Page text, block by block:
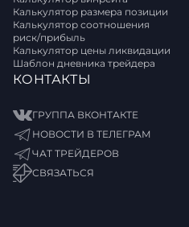
Калькулятор размера позиции
Калькулятор соотношения
риск/прибыль
Калькулятор цены ликвидации
Шаблон дневника трейдера
КОНТАКТЫ
ГРУППА ВКОНТАКТЕ
НОВОСТИ В ТЕЛЕГРАМ
ЧАТ ТРЕЙДЕРОВ
СВЯЗАТЬСЯ